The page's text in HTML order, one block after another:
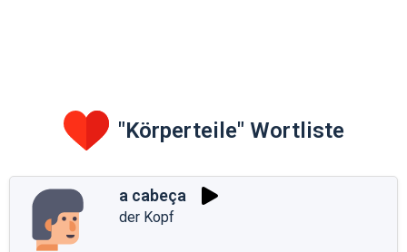
"Körperteile" Wortliste
a cabeça
der Kopf